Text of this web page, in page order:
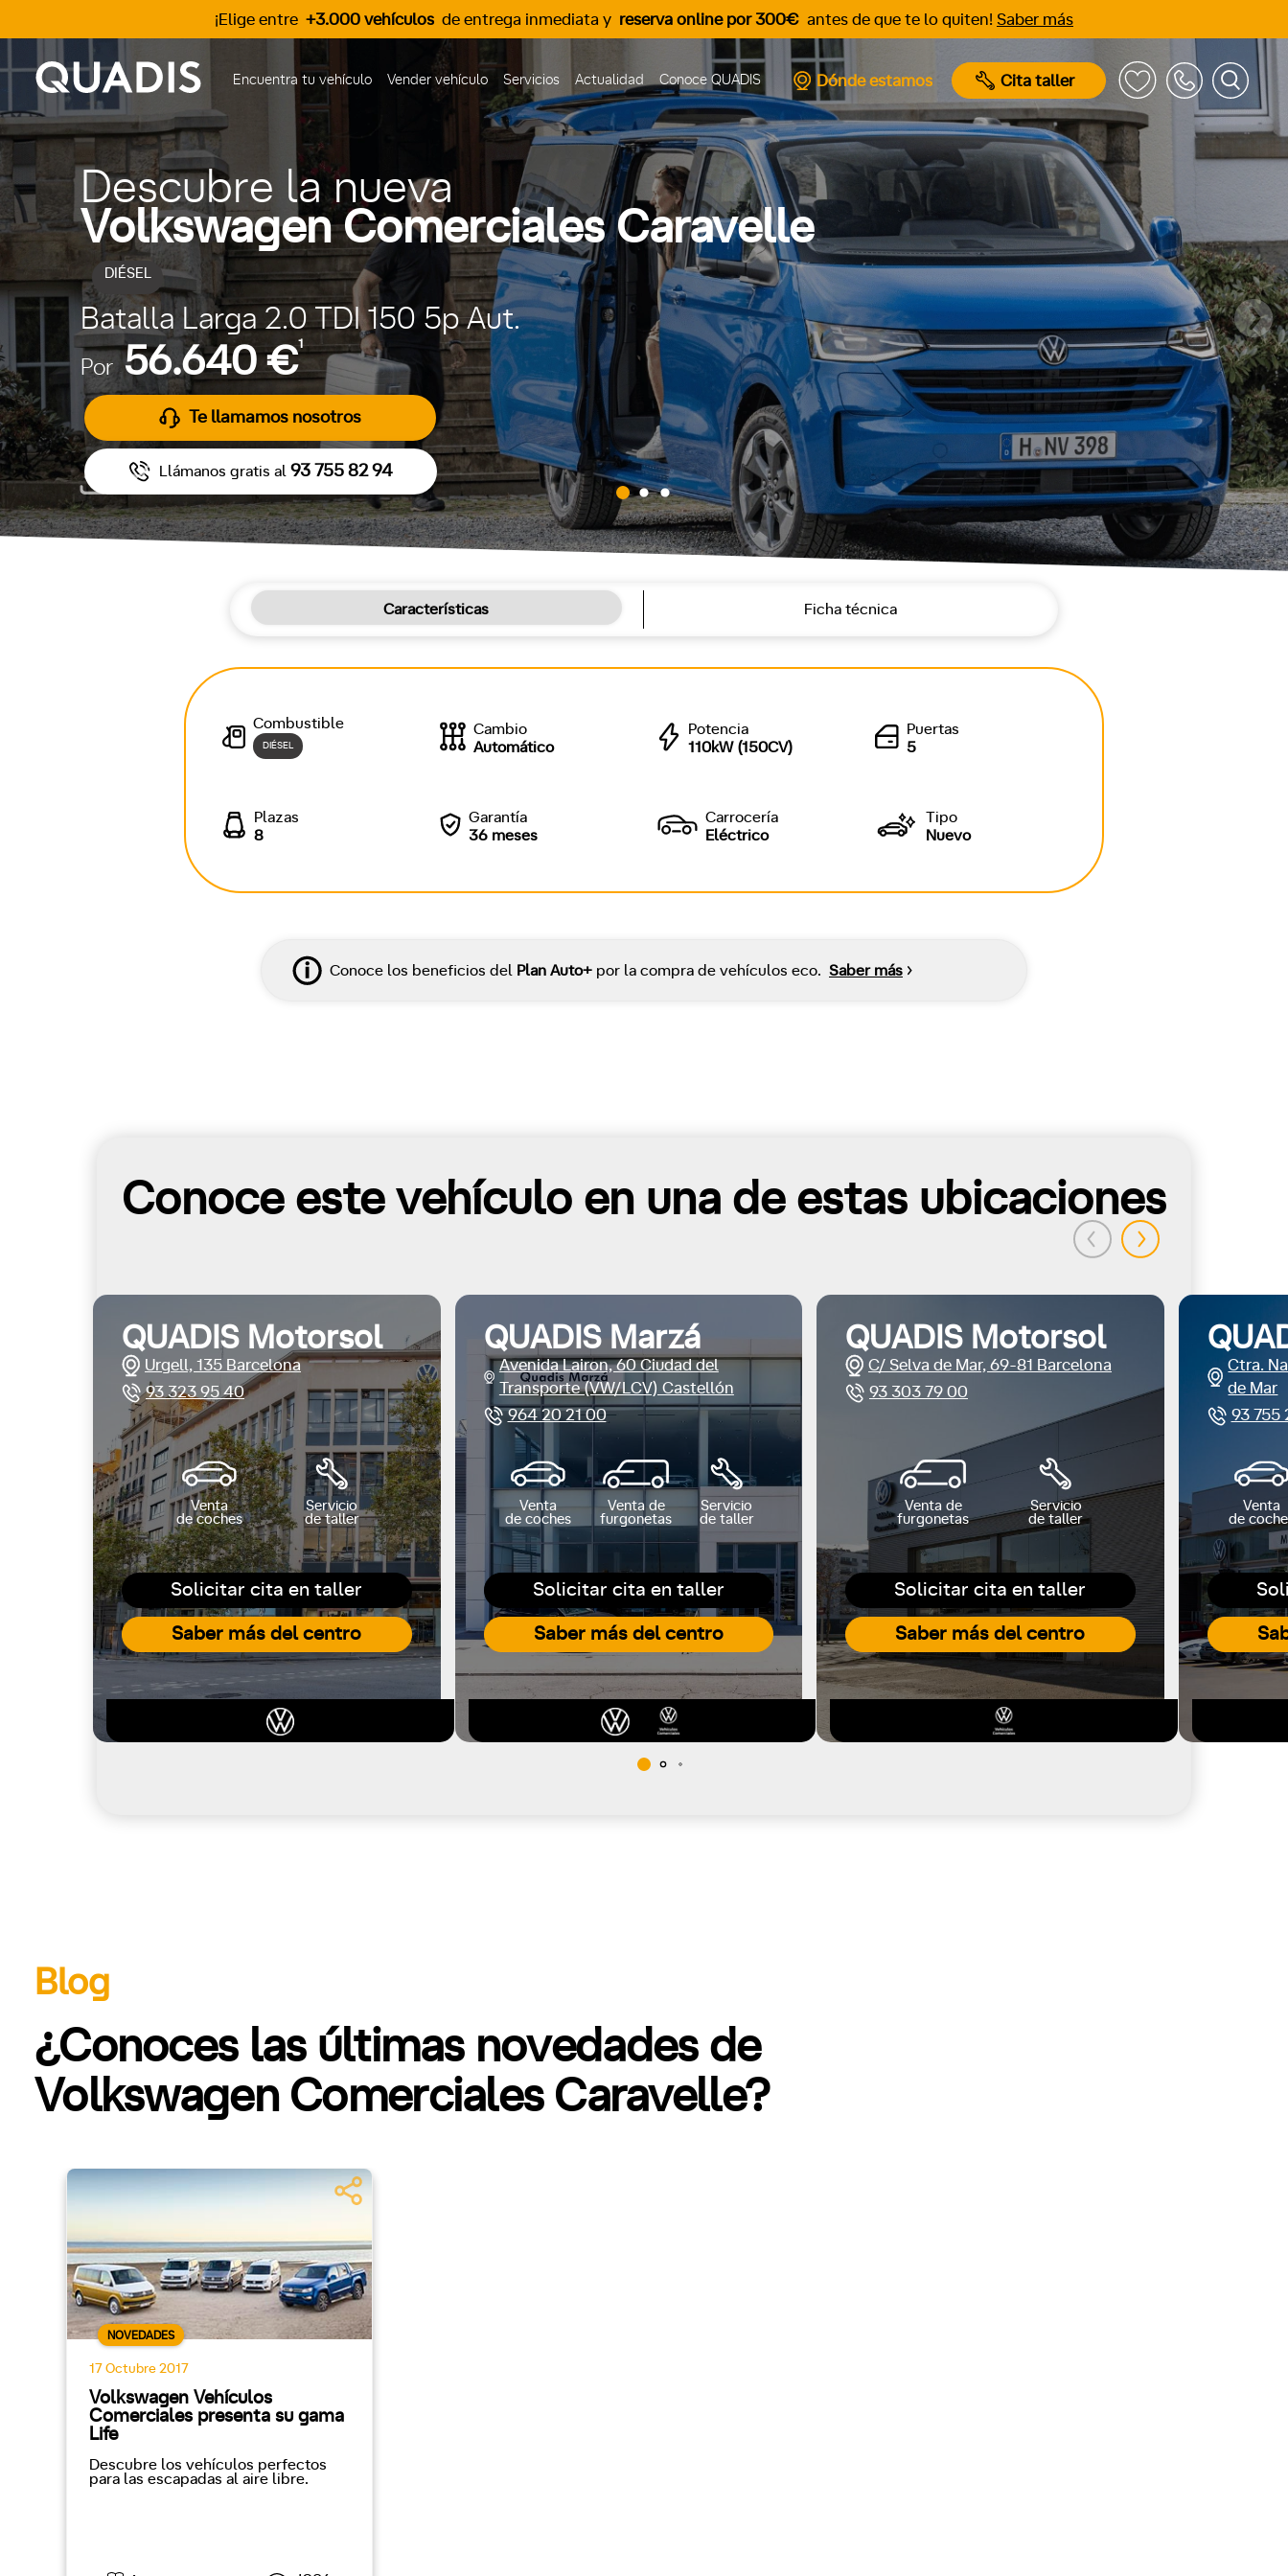
¡Elige entre +3.000 vehículos de entrega inmediata y reserva online por 300€ antes de que te lo quiten! Saber más
Encuentra tu vehículo Vender vehículo Servicios Actualidad Conoce QUADIS Dónde estamos Cita taller
Descubre la nueva
Volkswagen Comerciales Caravelle
DIÉSEL
Batalla Larga 2.0 TDI 150 5p Aut.
Por 56.640 €1
Te llamamos nosotros
Llámanos gratis al 93 755 82 94
Características Ficha técnica
Combustible
DIÉSEL
Cambio
Automático
Potencia
110kW (150CV)
Puertas
5
Plazas
8
Garantía
36 meses
Carrocería
Eléctrico
Tipo
Nuevo
Conoce los beneficios del Plan Auto+ por la compra de vehículos eco. Saber más
Conoce este vehículo en una de estas ubicaciones
Solicitar cita en taller
Saber más del centro
QUADIS Motorsol
Urgell, 135 Barcelona
93 323 95 40
Venta
de coches
Servicio
de taller
Solicitar cita en taller
Saber más del centro
QUADIS Marzá
Avenida Lairon, 60 Ciudad del
Transporte (VW/LCV) Castellón
964 20 21 00
Venta
de coches
Venta de
furgonetas
Servicio
de taller
Solicitar cita en taller
Saber más del centro
QUADIS Motorsol
C/ Selva de Mar, 69-81 Barcelona
93 303 79 00
Venta de
furgonetas
Servicio
de taller
Ctra.
de Mar
93 755
Venta
de
Blog
¿Conoces las últimas novedades de
Volkswagen Comerciales Caravelle?
NOVEDADES
17 Octubre 2017
Volkswagen Vehículos
Comerciales presenta su gama
Life
Descubre los vehículos perfectos
para las escapadas al aire libre.